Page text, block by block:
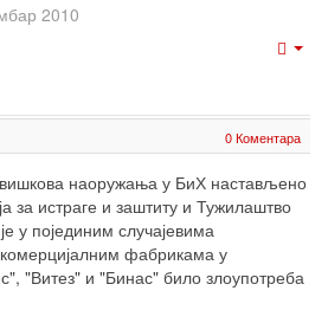
2010
0 Коментара
наоружања у БиХ настављено
за истраге и заштиту и Тужилаштво
у појединим случајевима
фабрикама у
"Витез" и "Бинас" било злоупотреба